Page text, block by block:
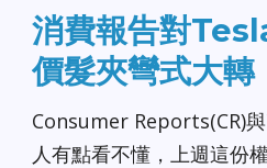
消費報告對
價髮夾彎式大轉
Consumer Reports(CR)
人有點看不懂，上週這份